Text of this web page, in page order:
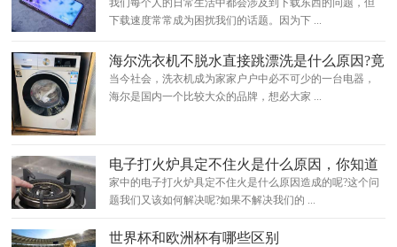
下载速度常常成为困扰我们的话题。因为下 ...
海尔洗衣机不脱水直接跳漂洗是什么原因?竟
然是这样
当今社会，洗衣机成为家家户户中必不可少的一台电器，
海尔是国内一个比较大众的品牌，想必大家 ...
电子打火炉具定不住火是什么原因，你知道
怎么处理吗？
家中的电子打火炉具定不住火是什么原因造成的呢?这个问
题我们又该如何解决呢?如果不解决我们的 ...
世界杯和欧洲杯有哪些区别